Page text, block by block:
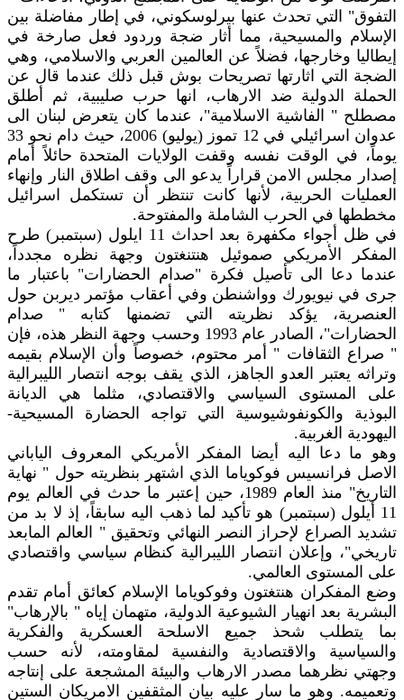
التفوق" التي تحدث عنها بيرلوسكوني، في إطار مفاضلة بين
الإسلام والمسيحية، مما أثار ضجة وردود فعل صارخة في
إيطاليا وخارجها، فضلاً عن العالمين العربي والاسلامي، وهي
الضجة التي اثارتها تصريحات بوش قبل ذلك عندما قال عن
الحملة الدولية ضد الارهاب، انها حرب صليبية، ثم أطلق
مصطلح " الفاشية الاسلامية"، عندما كان يتعرض لبنان الى
عدوان اسرائيلي في 12 تموز (يوليو) 2006، حيث دام نحو 33
يوماً، في الوقت نفسه وقفت الولايات المتحدة حائلاً أمام
إصدار مجلس الامن قراراً يدعو الى وقف اطلاق النار وإنهاء
العمليات الحربية، لأنها كانت تنتظر أن تستكمل اسرائيل
مخططها في الحرب الشاملة والمفتوحة.
في ظل أجواء مكفهرة بعد احداث 11 ايلول (سبتمبر) طرح
المفكر الأمريكي صموئيل هنتنغتون وجهة نظره مجدداً،
عندما دعا الى تأصيل فكرة "صدام الحضارات" باعتبار ما
جرى في نيويورك وواشنطن وفي أعقاب مؤتمر ديربن حول
العنصرية، يؤكد نظريته التي تضمنها كتابه " صدام
الحضارات"، الصادر عام 1993 وحسب وجهة النظر هذه، فإن
" صراع الثقافات " أمر محتوم، خصوصاً وأن الإسلام بقيمه
وتراثه يعتبر العدو الجاهز، الذي يقف بوجه انتصار الليبرالية
على المستوى السياسي والاقتصادي، مثلما هي الديانة
البوذية والكونفوشيوسية التي تواجه الحضارة المسيحية-
اليهودية الغربية.
وهو ما دعا اليه أيضا المفكر الأمريكي المعروف الياباني
الاصل فرانسيس فوكوياما الذي اشتهر بنظريته حول " نهاية
التاريخ" منذ العام 1989، حين إعتبر ما حدث في العالم يوم
11 أيلول (سبتمبر) هو تأكيد لما ذهب اليه سابقاً، إذ لا بد من
تشديد الصراع لإحراز النصر النهائي وتحقيق " العالم المابعد
تاريخي"، وإعلان انتصار الليبرالية كنظام سياسي واقتصادي
على المستوى العالمي.
وضع المفكران هنتغتون وفوكوياما الإسلام كعائق أمام تقدم
البشرية بعد انهيار الشيوعية الدولية، متهمان إياه " بالإرهاب"
بما يتطلب شحذ جميع الاسلحة العسكرية والفكرية
والسياسية والاقتصادية والنفسية لمقاومته، لأنه حسب
وجهتي نظرهما مصدر الارهاب والبيئة المشجعة على إنتاجه
وتعميمه. وهو ما سار عليه بيان المثقفين الامريكان الستين